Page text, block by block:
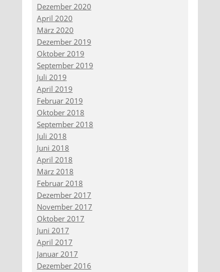
Dezember 2020
April 2020
März 2020
Dezember 2019
Oktober 2019
September 2019
Juli 2019
April 2019
Februar 2019
Oktober 2018
September 2018
Juli 2018
Juni 2018
April 2018
März 2018
Februar 2018
Dezember 2017
November 2017
Oktober 2017
Juni 2017
April 2017
Januar 2017
Dezember 2016